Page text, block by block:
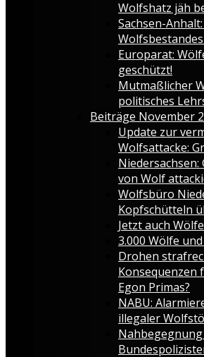
Wolfshatz jäh
Sachsen-
Europarat:
geschützt!
Mutmaßlicher
politisches
Beiträge November
Update zur
Wolfsattacke:
von Wolf
Wolfsbüro
Kopfschütteln
Jetzt auch
3.000 Wölfe
Drohen
Konsequenzen
Egon Primas?
NABU:
illegaler